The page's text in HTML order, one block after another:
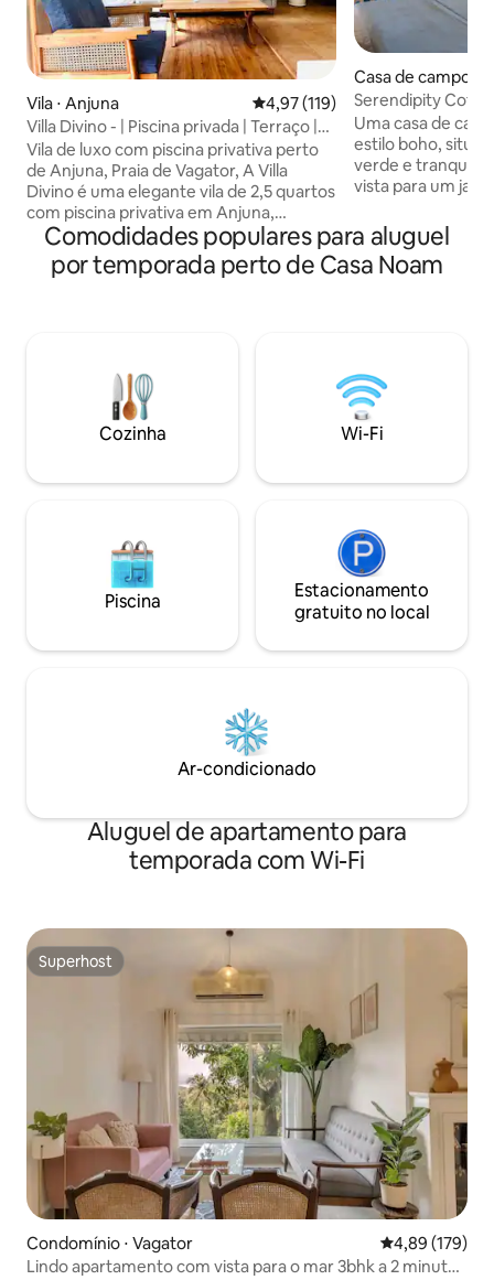
Vila ⋅ Anjuna 4,97 de uma avaliação média de
4,97 (119)
Villa Divino - | Piscina privada | Terraço |
Wi-Fi | Praia
Vila de luxo com piscina privativa perto
de Anjuna, Praia de Vagator, A Villa
Divino é uma elegante vila de 2,5 quartos
com piscina privativa em Anjuna,
escondida em um cinturão verde
exuberante e tranquilo, mas a poucos
minutos dos cafés, praias e vida noturna
tranquila de Morjim, Ashwem, Candolim
e Baga, esta vivenda bem iluminada fica
em um complexo fechado exclusivo,
com segurança 24 horas, piscina
colina, no norte de Goa!
Casa de campo ⋅
Serendipity
tranquila em
Uma casa de
estilo boho,
verde e tranquilo
vista para um
uma sensação de
arejamento e
aquele tipo de
apenas 5 minutos
da vida noturna
o melhor dos
hóspedes que
Comodidades populares para aluguel
por temporada perto de Casa Noam
Cozinha Wi-Fi
Piscina
Estacionamento
gratuito no local
Ar-condicionado
Aluguel de apartamento para
temporada com Wi-Fi
Superhost
Superhost
Condomínio ⋅ Vagator 4,89 de uma
4,89 (179)
Lindo apartamento com vista para o mar 3bhk a 2 minutos